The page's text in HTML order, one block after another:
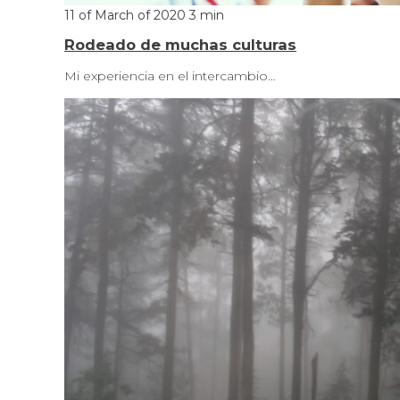
11 of March of 2020 3 min
Rodeado de muchas culturas
Mi experiencia en el intercambio…